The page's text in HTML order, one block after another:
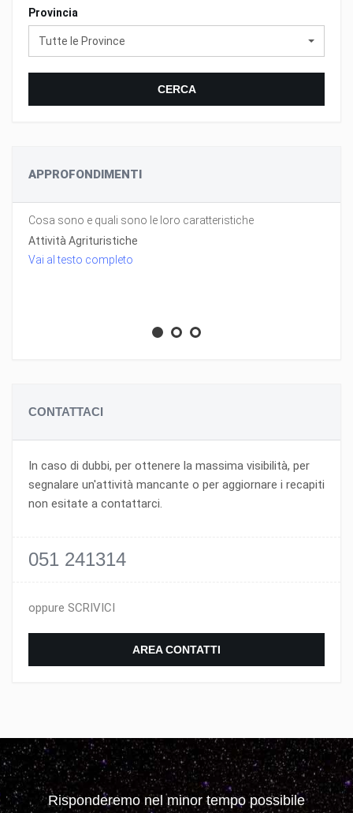
Provincia
Tutte le Province
CERCA
APPROFONDIMENTI
Cosa sono e quali sono le loro caratteristiche
Attività Agrituristiche
Vai al testo completo
CONTATTACI
In caso di dubbi, per ottenere la massima visibilità, per
segnalare un'attività mancante o per aggiornare i recapiti
non esitate a contattarci.
051 241314
oppure SCRIVICI
AREA CONTATTI
Risponderemo nel minor tempo possibile